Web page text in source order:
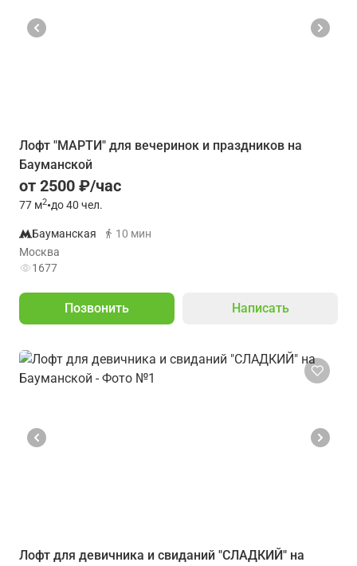
Лофт "МАРТИ" для вечеринок и праздников на
Бауманской
от 2500 ₽/час
77 м2•до 40 чел.
Бауманская
10 мин
Москва
1677
Позвонить Написать
Лофт для девичника и свиданий "СЛАДКИЙ" на